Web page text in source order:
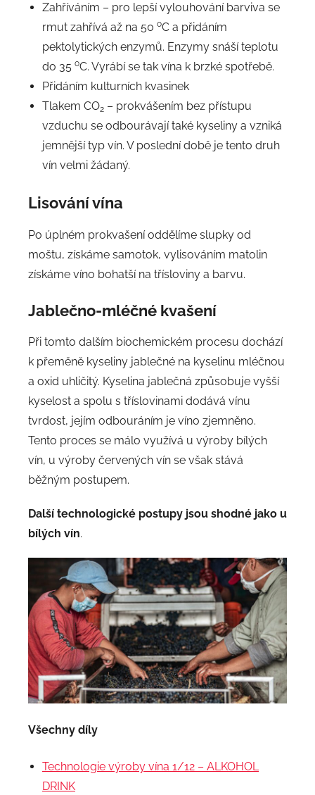
Zahříváním – pro lepší vylouhování barviva se
rmut zahřívá až na 50 oC a přidáním
pektolytických enzymů. Enzymy snáší teplotu
do 35 oC. Vyrábí se tak vína k brzké spotřebě.
Přidáním kulturních kvasinek
Tlakem CO2 – prokvášením bez přístupu
vzduchu se odbourávají také kyseliny a vzniká
jemnější typ vín. V poslední době je tento druh
vín velmi žádaný.
Lisovánívína
Po úplném prokvašení oddělíme slupky od
moštu, získáme samotok, vylisováním matolin
získáme víno bohatší na třísloviny a barvu.
Jablečno-mléčné kvašení
Při tomto dalším biochemickém procesu dochází
k přeměně kyseliny jablečné na kyselinu mléčnou
a oxid uhličitý. Kyselina jablečná způsobuje vyšší
kyselost a spolu s tříslovinami dodává vínu
tvrdost, jejím odbouráním je víno zjemněno.
Tento proces se málo využívá u výroby bílých
vín, u výroby červených vín se však stává
běžným postupem.
Další technologické postupy jsou shodné jako u
bílých vín.
Všechny díly
Technologie výroby vína 1/12 – ALKOHOL
DRINK